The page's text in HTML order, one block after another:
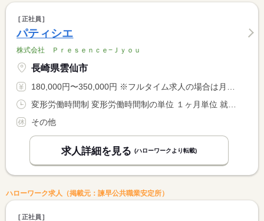
正社員
パティシエ
株式会社 Ｐｒｅｓｅｎｃｅ−Ｊｙｏｕ
長崎県雲仙市
180,000円〜350,000円 ※フルタイム求人の場合は月額（換算額）、パート求人の場合は時間額を表示しています。
その他
求人詳細を見る (ハローワークより転載)
ハローワーク求人（掲載元：諫早公共職業安定所）
正社員